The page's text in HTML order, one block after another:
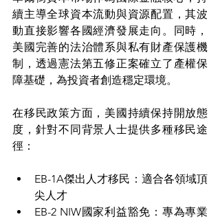
續主導全球資本流動與資源配置，其波
動直接影響各國經濟發展走向。同時，
美國完善的法治體系與私有財產保護機
制，透過憲法第五修正案確立了產權保
障基礎，為投資者創造穩定環境。
在移民政策方面，美國持續保持開放態
度，針對不同背景人士提供多種移民途
徑：
EB-1A傑出人才移民：適合各領域頂
尖人才
EB-2 NIW國家利益豁免：專為專業